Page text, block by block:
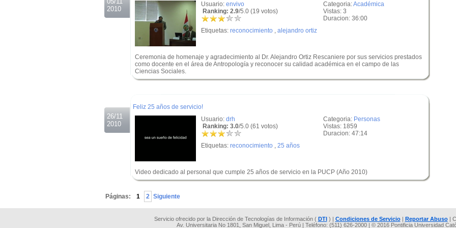
2010
Categoria:Académica
Vistas: 3
Duracion: 36:00
Usuario: envivo
Ranking: 2.9/5.0 (19 votos)
Etiquetas: reconocimiento , alejandro ortiz
Ceremonia de homenaje y agradecimiento al Dr. Alejandro Ortiz Rescaniere por sus servicios prestados
como docente en el área de Antropología y reconocer su calidad académica en el campo de las
Ciencias Sociales.
26/11
2010
Feliz 25 años de servicio!
Categoria: Personas
Vistas: 1859
Duracion: 47:14
Usuario: drh
Ranking: 3.0/5.0 (61 votos)
Etiquetas: reconocimiento , 25 años
Video dedicado al personal que cumple 25 años de servicio en la PUCP (Año 2010)
Páginas: 1 2 Siguiente
Servicio ofrecido por la Dirección de Tecnologías de Información ( DTI) | Condiciones de Servicio| Reportar Abuso|
Av. Universitaria No 1801, San Miguel, Lima - Perú | Teléfono: (511) 626-2000 | © 2016 Pontificia Universidad